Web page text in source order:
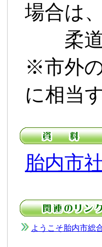
場合は
柔道
※市外
に相当
胎内市
ようこそ胎内市総